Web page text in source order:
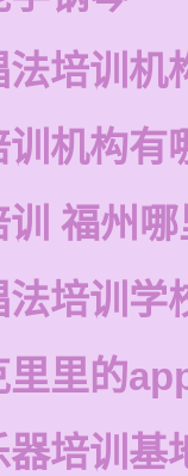
培训机
机构有
福州
培训学
里里的
培训基